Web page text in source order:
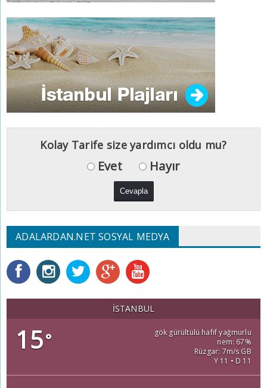
Kolay Tarife size yardımcı oldu mu?
Evet Hayır
ADALARDAN.NET SOSYAL MEDYA
İSTANBUL
15°
gök gürültülü hafif yağmurlu
nem: 67%
Rüzgar: 7m/s GB
Y 11 • D 11